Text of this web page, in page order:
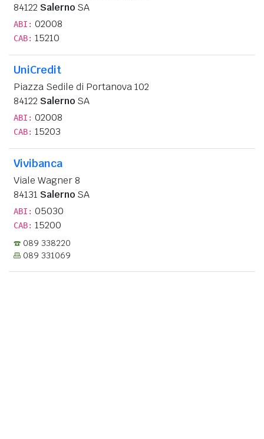
84122 Salerno SA
ABI: 02008
CAB: 15210
UniCredit
Piazza Sedile di Portanova 102
84122 Salerno SA
ABI: 02008
CAB: 15203
Vivibanca
Viale Wagner 8
84131 Salerno SA
ABI: 05030
CAB: 15200
089 338220
089 331069